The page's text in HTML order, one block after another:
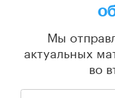
Мы
актуальных
во